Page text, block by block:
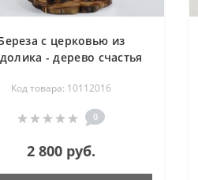
с церковью из
- дерево счастья
Код товара: 10112016
0
2 800 руб.